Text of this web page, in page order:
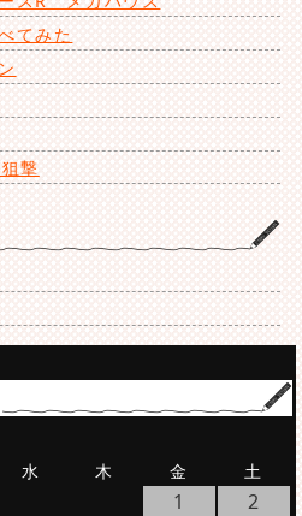
てみた
撃
水 木 金 土
1
2